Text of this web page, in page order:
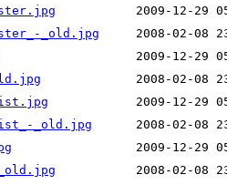
_old.jpg
_old.jpg